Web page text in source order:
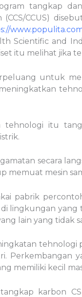
tangkap
(CCS/CCUS)
Scientific and
itu melihat jika
untuk
tehnologi itu
secara
memuat mesin
pabrik
lingkungan yang
lain yang tidak
tehnologi
Perkembangan
memiliki kecil
karbon